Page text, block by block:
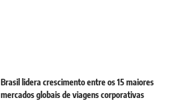
Brasil lidera crescimento entre os 15 maiores
mercados globais de viagens corporativas